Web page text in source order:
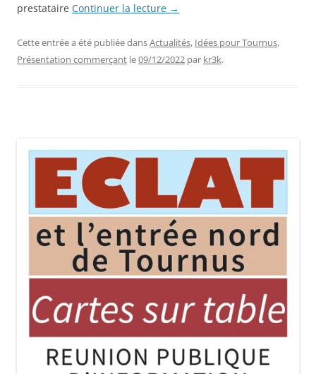
prestataire Continuer la lecture →
Cette entrée a été publiée dansActualités, Idées pour Tournus,
Présentation commerçant le09/12/2022 par kr3k.